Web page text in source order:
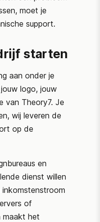
moet je
support.
starten
aan onder je
logo, jouw
van Theory7. Je
wij leveren de
op de
en
dienst willen
of
maakt het